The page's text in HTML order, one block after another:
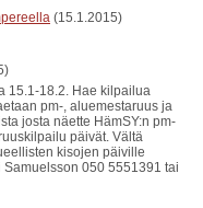
(15.1.2015)
15.1-18.2. Hae kilpailua
pm-, aluemestaruus ja
josta näette HämSY:n pm-
päivät. Vältä
kisojen päiville
050 5551391 tai